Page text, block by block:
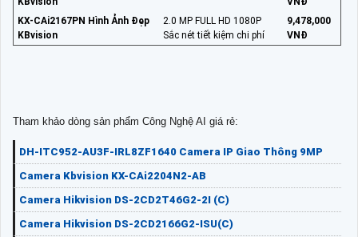
KX-CAi2167PN Hình Ảnh Đẹp
KBvision
2.0 MP FULL HD 1080P
Sắc nét tiết kiệm chi phí
9,478,000
VNĐ
Tham khảo dòng sản phẩm Công Nghệ AI giá rẻ:
DH-ITC952-AU3F-IRL8ZF1640 Camera IP Giao Thông 9MP
Camera Kbvision KX-CAi2204N2-AB
Camera Hikvision DS-2CD2T46G2-2I (C)
Camera Hikvision DS-2CD2166G2-ISU(C)